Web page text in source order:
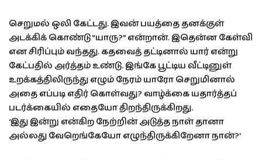
செறுமல் ஒலி கேட்டது. இவன் பயத்தை தனக்குள்
அடக்கிக் கொண்டு “யாரு?” என்றான். இதென்ன கேள்வி
என சிரிப்பும் வந்தது. கதவைத் தட்டினால் யார் என்று
கேட்பதில் அர்த்தம் உண்டு. இங்கே பூட்டிய வீட்டினுள்
உறக்கத்திலிருந்து எழும் நேரம் யாரோ செறுமினால்
அதை எப்படி எதிர் கொள்வது? வாழ்க்கை யதார்த்தப்
படர்க்கையில் எதையோ திறந்திருக்கிறது.
‘இது இன்று என்கிற நேற்றின் அடுத்த நாள் தானா
அல்லது வேறெங்கேயோ எழுந்திருக்கிறேனா நான்?’